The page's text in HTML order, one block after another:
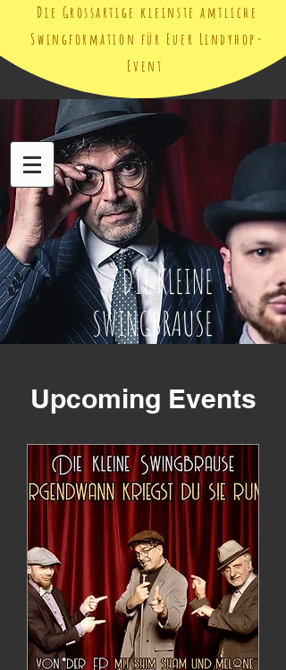
Die Grossartige kleinste amtliche
Swingformation für Euer Lindyhop-
Event
DIE KLEINE
SWINGBRAUSE
Upcoming Events